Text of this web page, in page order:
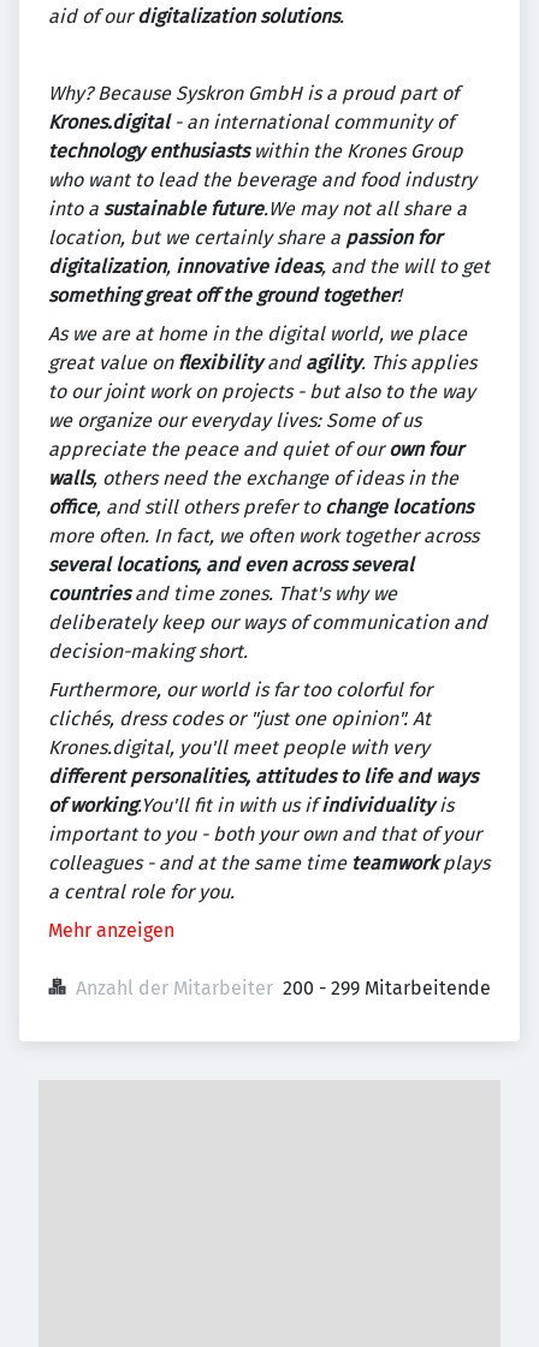
aid of ourdigitalization solutions.
Why? Because Syskron GmbH is a proud part of
Krones.digital- an international community of
technologyenthusiasts within the Krones Group
who want to lead the beverage and food industry
into a sustainable future.We may not all share a
location, but we certainly share a passion for
digitalization, innovative ideas, and the will to get
something great off the ground together!
As we are at home in the digital world, we place
great value on flexibilityand agility. This applies
to our joint work on projects - but also to the way
we organize our everyday lives: Some of us
appreciate the peace and quiet of ourown four
walls, others need the exchange of ideas in the
office, and still others prefer to change locations
more often. In fact, we often work together across
several locations, and even across several
countriesand time zones. That's why we
deliberately keep our ways of communication and
decision-making short.
Furthermore, our world is far too colorful for
clichés, dress codes or "just one opinion". At
Krones.digital, you'll meet people with very
different personalities, attitudes to life and ways
of working.You'll fit in with us ifindividualityis
important to you - both your own and that of your
colleagues - and at the same time teamworkplays
a central role for you.
Mehr anzeigen
Anzahl der Mitarbeiter 200 - 299 Mitarbeitende